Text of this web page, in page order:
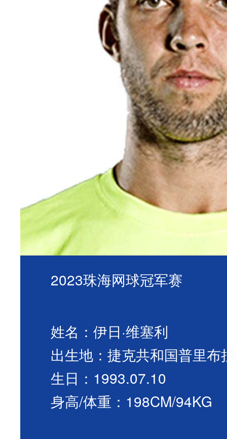
中文
2023珠海网球冠军赛
姓名：伊日·维塞利
出生地：捷克共和国普里布
生日：1993.07.10
身高/体重：198CM/94KG